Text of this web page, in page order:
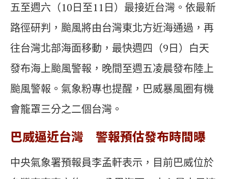
五至週六（10日至11日）最接近台灣。依最新
路徑研判，颱風將由台灣東北方近海通過，再
往台灣北部海面移動，最快週四（9日）白天
發布海上颱風警報，晚間至週五凌晨發布陸上
颱風警報。氣象粉專也提醒，巴威暴風圈有機
會籠罩三分之二個台灣。
巴威逼近台灣 警報預估發布時間曝
中央氣象署預報員李孟軒表示，目前巴威位於